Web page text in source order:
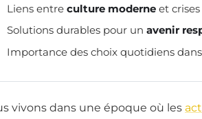
Liens entre culture moderne et
Solutions durables pour un avenir
Importance des choix quotidiens
vivons dans une époque où les